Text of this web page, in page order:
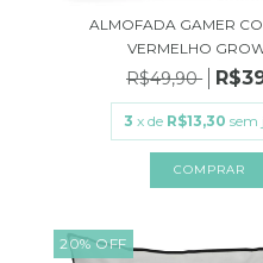
ALMOFADA GAMER
VERMELHO
R$49,90
3 x de R$13,30 sem
20%OFF